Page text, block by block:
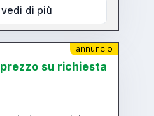
vedi di più
annuncio
prezzo su richiesta